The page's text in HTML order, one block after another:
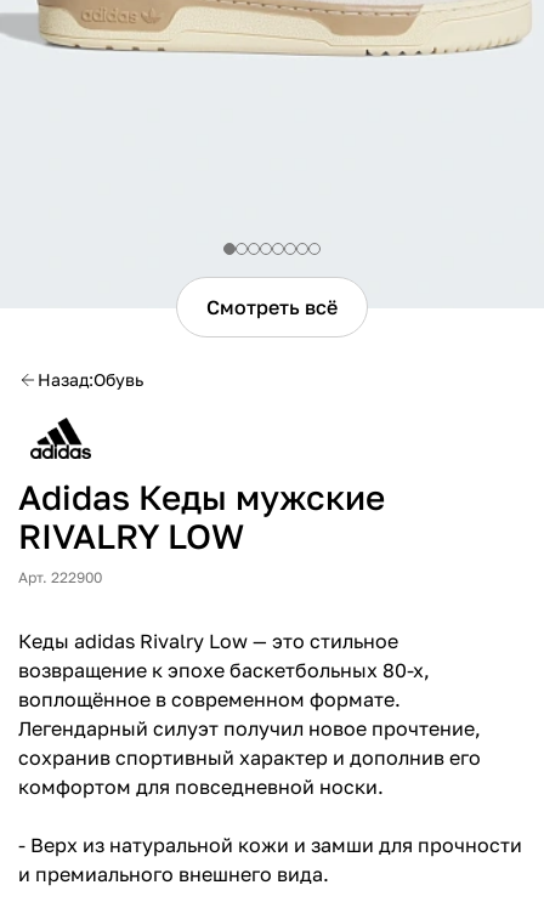
Смотреть всё
Назад Обувь
Adidas Кеды мужские
RIVALRY LOW
Арт. 222900
Кеды adidas Rivalry Low — это стильное
возвращение к эпохе баскетбольных 80-х,
воплощённое в современном формате.
Легендарный силуэт получил новое прочтение,
сохранив спортивный характер и дополнив его
комфортом для повседневной носки.
- Верх из натуральной кожи и замши для прочности
и премиального внешнего вида.